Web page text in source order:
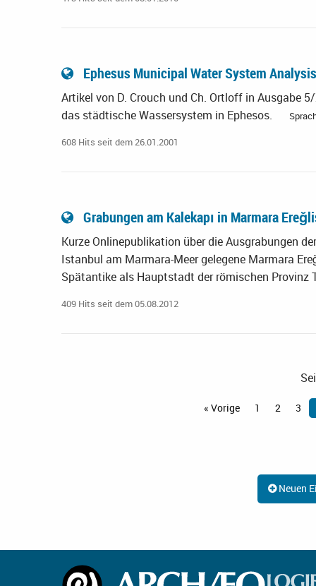
Ephesus Municipal Water System
Artikel von D. Crouch und Ch. Ortloff in Ausgabe
das städtische Wassersystem in Ephesos.
608 Hits seit dem 26.01.2001
Grabungen am Kalekapı in Marmara
Kurze Onlinepublikation über die Ausgrabungen
Istanbul am Marmara-Meer gelegene Marmara
Spätantike als Hauptstadt der römischen Provinz
409 Hits seit dem 05.08.2012
« Vorige 1 2 3
Neuen